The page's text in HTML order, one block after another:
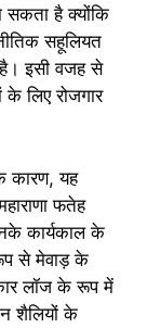
है क्योंकि
सहूलियत
है। इसी वजह से
लिए रोजगार
कारण, यह
फतेह
कार्यकाल के
से मेवाड़ के
लॉज के रूप में
शैलियों के